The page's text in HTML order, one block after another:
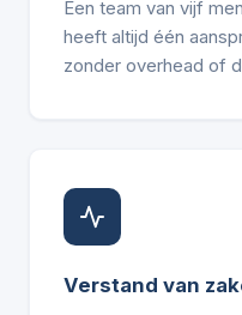
Een team van vijf
heeft altijd één
zonder overhead of
Verstand van